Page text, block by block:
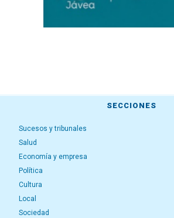
SECCIONES
Sucesos y tribunales
Salud
Economía y empresa
Política
Cultura
Local
Sociedad